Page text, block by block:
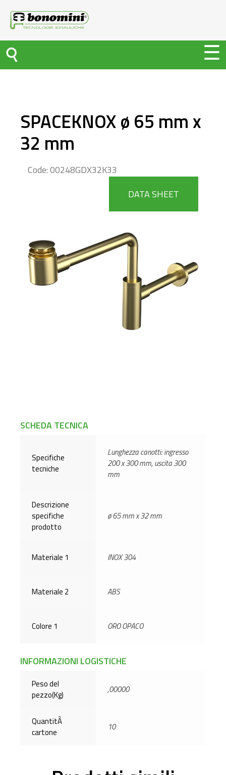
SPACEKNOX ø 65 mm x
32 mm
Code: 00248GDX32K33
DATA SHEET
SCHEDA TECNICA
Specifiche
tecniche
Lunghezza canotti: ingresso
200 x 300 mm, uscita 300
mm
Descrizione
specifiche
prodotto
ø 65 mm x 32 mm
Materiale 1 INOX 304
Materiale 2 ABS
Colore 1 ORO OPACO
INFORMAZIONI LOGISTICHE
Peso del
pezzo(Kg)
,00000
QuantitÃ
cartone
10